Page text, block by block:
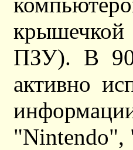
крышечкой
ПЗУ). В
активно
"Nintendo",